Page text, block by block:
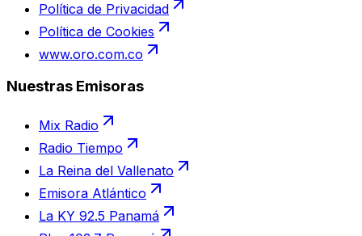
Política de Privacidad
Política de Cookies
www.oro.com.co
Nuestras Emisoras
Mix Radio
Radio Tiempo
La Reina del Vallenato
Emisora Atlántico
La KY 92.5 Panamá